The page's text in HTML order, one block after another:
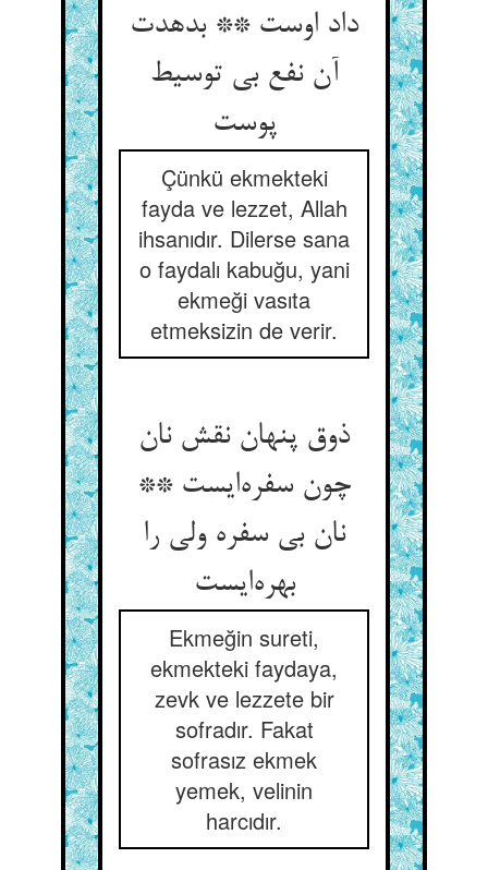
داد اوست ** بدهدت
آن نفع بی توسیط
پوست
Çünkü ekmekteki
fayda ve lezzet, Allah
ihsanıdır. Dilerse sana
o faydalı kabuğu, yani
ekmeği vasıta
etmeksizin de verir.
ذوق پنهان نقش نان
چون سفره‌ایست **
نان بی سفره ولی را
بهره‌ایست
Ekmeğin sureti,
ekmekteki faydaya,
zevk ve lezzete bir
sofradır. Fakat
sofrasız ekmek
yemek, velinin
harcıdır.